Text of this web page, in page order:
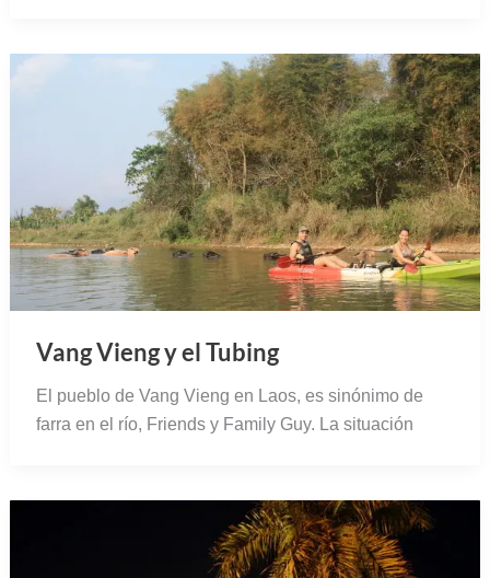
Vang Vieng y el Tubing
El pueblo de Vang Vieng en Laos, es sinónimo de
farra en el río, Friends y Family Guy. La situación